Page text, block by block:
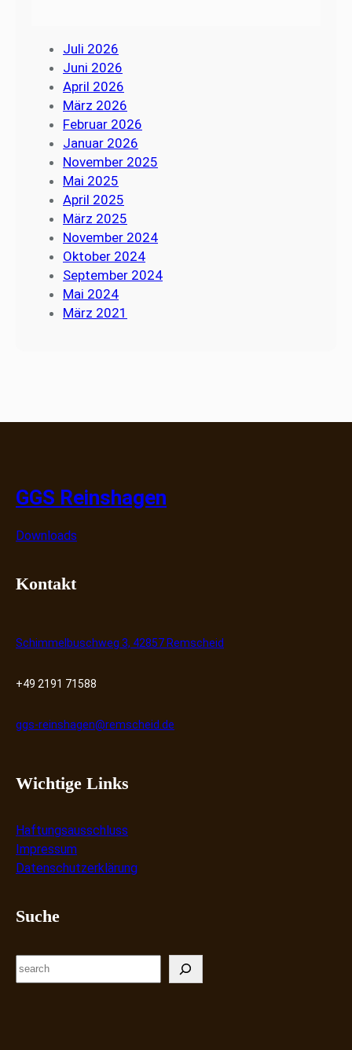
Juli 2026
Juni 2026
April 2026
März 2026
Februar 2026
Januar 2026
November 2025
Mai 2025
April 2025
März 2025
November 2024
Oktober 2024
September 2024
Mai 2024
März 2021
GGS Reinshagen
Downloads
Kontakt
Schimmelbuschweg 3, 42857 Remscheid
+49 2191 71588
ggs-reinshagen@remscheid.de
Wichtige Links
Haftungsausschluss
Impressum
Datenschutzerklärung
Suche
e